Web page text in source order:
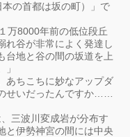
の首都は坂の町）」で
万8000年前の低位段丘
れ谷が非常によく発達し
台地と谷の間の坂道を上
ちこちに妙なアップダ
せいだったんですか……
三波川変成岩が分布す
と伊勢神宮の間には中央